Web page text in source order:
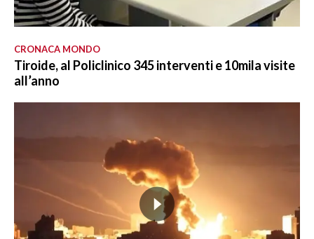
CRONACA MONDO
Tiroide, al Policlinico 345 interventi e 10mila visite
all’anno